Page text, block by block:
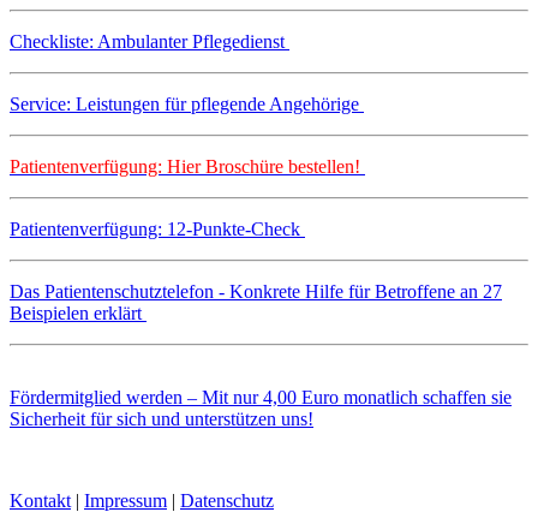
Checkliste: Ambulanter Pflegedienst
Service: Leistungen für pflegende Angehörige
Patientenverfügung: Hier Broschüre bestellen!
Patientenverfügung: 12-Punkte-Check
Das Patientenschutztelefon - Konkrete Hilfe für Betroffene an 27
Beispielen erklärt
Fördermitglied werden – Mit nur 4,00 Euro monatlich schaffen sie
Sicherheit für sich und unterstützen uns!
Kontakt | Impressum | Datenschutz